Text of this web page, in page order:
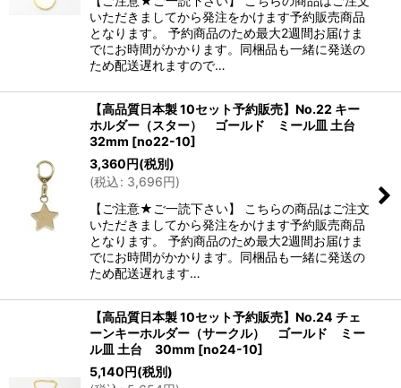
いただきましてから発注をかけます予約販売商品
となります。 予約商品のため最大2週間お届けま
でにお時間がかかります。同梱品も一緒に発送の
ため配送遅れますので…
【高品質日本製 10セット予約販売】No.22 キー
ホルダー（スター） ゴールド ミール皿 土台
32mm [no22-10]
3,360円(税別)
(税込: 3,696円)
【ご注意★ご一読下さい】 こちらの商品はご注文
いただきましてから発注をかけます予約販売商品
となります。 予約商品のため最大2週間お届けま
でにお時間がかかります。同梱品も一緒に発送の
ため配送遅れます…
【高品質日本製 10セット予約販売】No.24 チェ
ーンキーホルダー（サークル） ゴールド ミー
ル皿 土台 30mm [no24-10]
5,140円(税別)